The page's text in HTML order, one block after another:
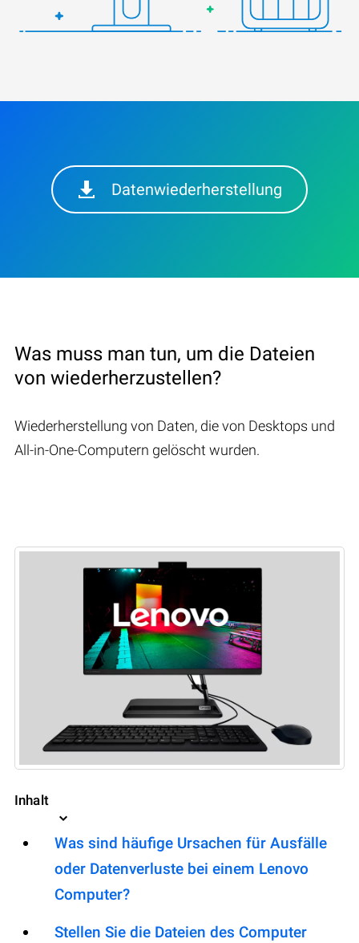
Datenwiederherstellung
Was muss man tun, um die Dateien
von wiederherzustellen?
Wiederherstellung von Daten, die von Desktops und
All-in-One-Computern gelöscht wurden.
Inhalt
Was sind häufige Ursachen für Ausfälle
oder Datenverluste bei einem Lenovo
Computer?
Stellen Sie die Dateien des Computer